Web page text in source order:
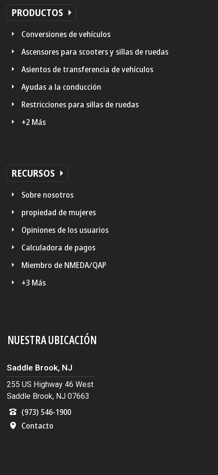
PRODUCTOS
Conversiones de vehículos
Ascensores para scooters y sillas de ruedas
Asientos de transferencia de vehículos
Ayudas a la conducción
Restricciones para sillas de ruedas
+2 Más
RECURSOS
Sobre nosotros
propiedad de mujeres
Opiniones de los usuarios
Calculadora de pagos
Miembro de NMEDA/QAP
+3 Más
NUESTRA UBICACIÓN
Saddle Brook, NJ
255 US Highway 46 West
Saddle Brook, NJ 07663
(973) 546-1900
Contacto